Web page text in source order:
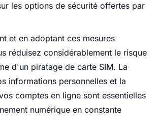
les options de sécurité offertes par
et en adoptant ces mesures
réduisez considérablement le risque
d'un piratage de carte SIM. La
informations personnelles et la
comptes en ligne sont essentielles
numérique en constante